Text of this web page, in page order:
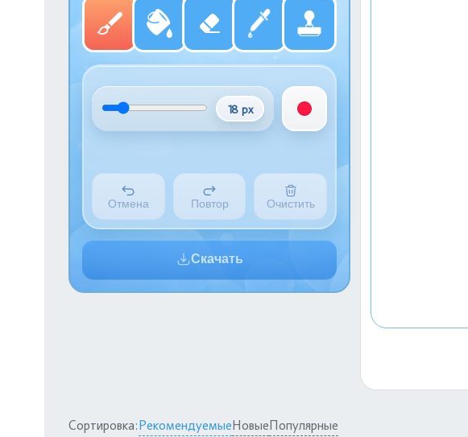
18 px
Отмена Повтор Очистить
Скачать
Сортировка:РекомендуемыеНовыеПопулярные